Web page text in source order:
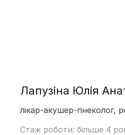
Лапузіна Юлія
лікар-акушер-гінеколог,
Стаж роботи: більше 4